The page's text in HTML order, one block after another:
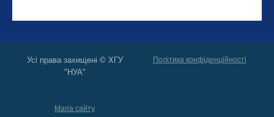
Усі права захищені © ХГУ
"НУА"
Політика конфіденційності
Мапа сайту